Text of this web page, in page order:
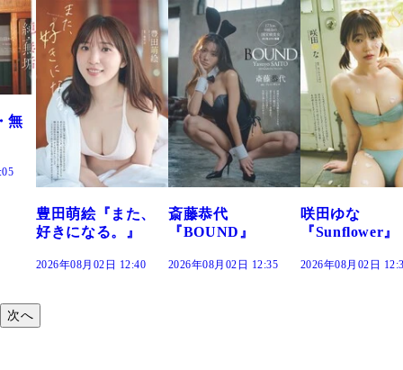
た、
斎藤恭代
『BOUND』
2026年08月02日 12:35
咲田ゆな
『Sunflower』
2026年08月02日 12:30
藤水咲桜『
だまり』
2026年08月02日
次へ